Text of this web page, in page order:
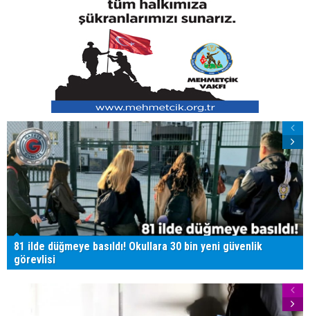
81 ilde düğmeye basıldı! Okullara 30 bin yeni güvenlik
görevlisi